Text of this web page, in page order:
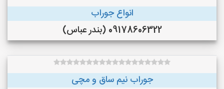
انواع جوراب
09178606322 (بندر عباس)
جوراب نیم ساق و مچی